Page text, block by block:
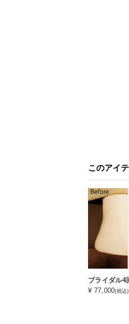
このアイ
ブライダル4
¥ 77,000(税込)